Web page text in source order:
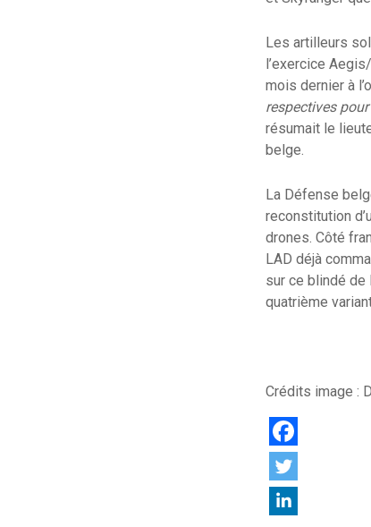
Les artilleurs
l’exercice
mois dernier à
respectives
résumait le
belge.
La Défense
reconstitution
drones. Côté
LAD déjà
sur ce blindé de
quatrième
Crédits image :